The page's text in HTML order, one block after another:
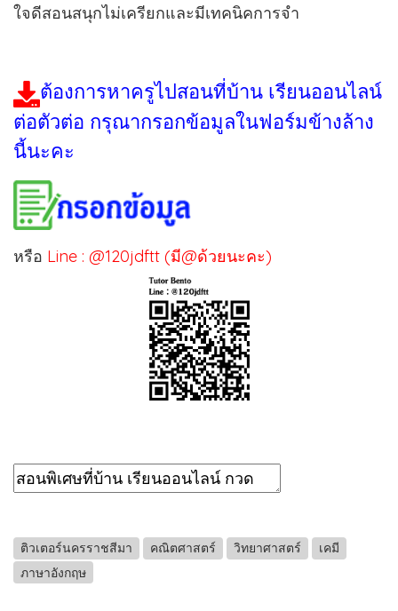
ใจดีสอนสนุกไม่เครียกและมีเทคนิคการจำ
ต้องการหาครูไปสอนที่บ้าน เรียนออนไลน์
ต่อตัวต่อ กรุณากรอกข้อมูลในฟอร์มข้างล้าง
นี้นะคะ
หรือ Line : @120jdftt (มี@ด้วยนะคะ)
ติวเตอร์นครราชสีมา คณิตศาสตร์ วิทยาศาสตร์
เคมี
ภาษาอังกฤษ